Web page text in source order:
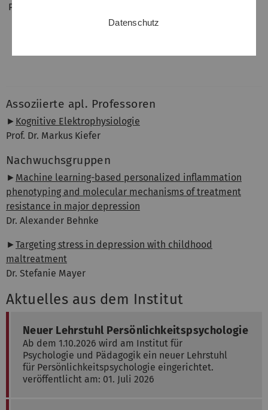
Prof. Dr. Sarah Wilker
Assoziierte apl. Professoren
► Kognitive Elektrophysiologie
Prof. Dr. Markus Kiefer
Nachwuchsgruppen
► Machine learning-based personalized inflammation
phenotyping and molecular mechanisms of treatment
resistance in major depression
Dr. Alexander Behnke
► Targeting stress in depression with childhood
maltreatment
Dr. Stefanie Mayer
Aktuelles aus dem Institut
Neuer Lehrstuhl Persönlichkeitspsychologie
Ab dem 1.10.2026 wird am Institut für
Psychologie und Pädagogik ein neuer Lehrstuhl
für Persönlichkeitspsychologie eingerichtet.
veröffentlicht am: 01. Juli 2026
Datenschutz